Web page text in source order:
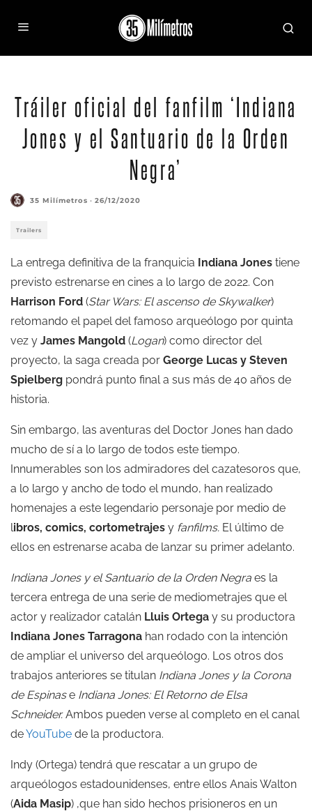
Tráiler oficial del fanfilm ‘Indiana
Jones y el Santuario de la Orden
Negra’
35 Milímetros · 26/12/2020
Trailers
La entrega definitiva de la franquicia Indiana Jones tiene
previsto estrenarse en cines a lo largo de 2022. Con
Harrison Ford (Star Wars: El ascenso de Skywalker)
retomando el papel del famoso arqueólogo por quinta
vez y James Mangold (Logan) como director del
proyecto, la saga creada por George Lucas y Steven
Spielberg pondrá punto final a sus más de 40 años de
historia.
Sin embargo, las aventuras del Doctor Jones han dado
mucho de sí a lo largo de todos este tiempo.
Innumerables son los admiradores del cazatesoros que,
a lo largo y ancho de todo el mundo, han realizado
homenajes a este legendario personaje por medio de
libros, comics, cortometrajes y fanfilms. El último de
ellos en estrenarse acaba de lanzar su primer adelanto.
Indiana Jones y el Santuario de la Orden Negra es la
tercera entrega de una serie de mediometrajes que el
actor y realizador catalán Lluis Ortega y su productora
Indiana Jones Tarragona han rodado con la intención
de ampliar el universo del arqueólogo. Los otros dos
trabajos anteriores se titulan Indiana Jones y la Corona
de Espinase Indiana Jones: El Retorno de Elsa
Schneider.Ambos pueden verse al completo en el canal
deYouTube de la productora.
Indy (Ortega) tendrá que rescatar a un grupo de
arqueólogos estadounidenses, entre ellos Anais Walton
(Aida Masip) ,que han sido hechos prisioneros en un